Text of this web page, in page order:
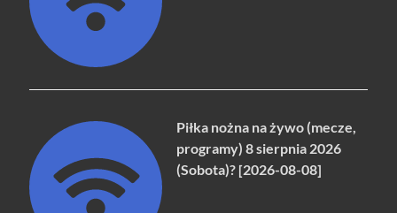
Piłka nożna na żywo (mecze,
programy) 8 sierpnia 2026
(Sobota)? [2026-08-08]